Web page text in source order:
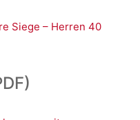
Siege – Herren 40